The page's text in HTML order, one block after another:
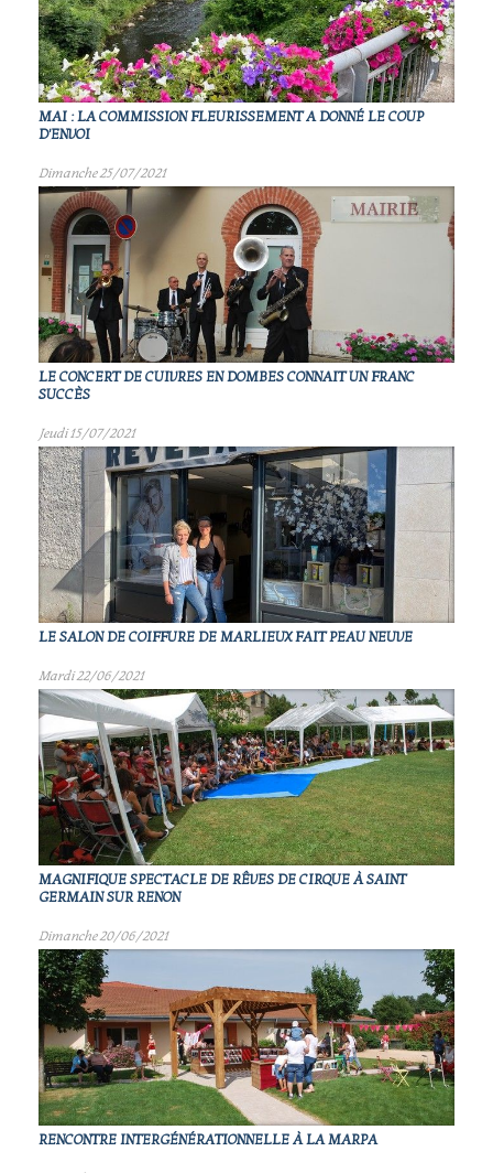
MAI : LA COMMISSION FLEURISSEMENT A DONNÉ LE COUP
D'ENVOI
Dimanche 25/07/2021
LE CONCERT DE CUIVRES EN DOMBES CONNAIT UN FRANC
SUCCÈS
Jeudi 15/07/2021
LE SALON DE COIFFURE DE MARLIEUX FAIT PEAU NEUVE
Mardi 22/06/2021
MAGNIFIQUE SPECTACLE DE RÊVES DE CIRQUE À SAINT
GERMAIN SUR RENON
Dimanche 20/06/2021
RENCONTRE INTERGÉNÉRATIONNELLE À LA MARPA